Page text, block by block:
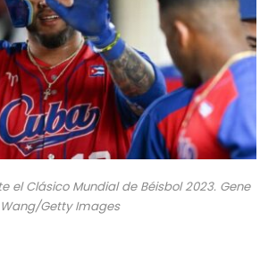
el Clásico Mundial de Béisbol 2023. Gene
Wang/Getty Images